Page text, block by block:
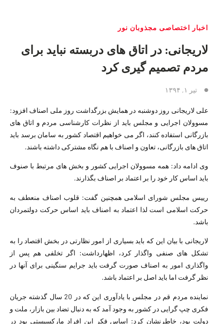
اخبار اختصاصی مجذوبان نور
لاریجانی: در اتاق های دربسته نباید برای
مردم تصمیم گیری کرد
تیر ۱, ۱۳۹۴
علی لاریجانی روز دوشنبه در همایش بزرگداشت روز ملی اصناف افزود:
مسوولان اجرایی و مجلس باید از نظرات کارشناسی مردم و اتاق های
بازرگانی استفاده کنند، اگر می خواهیم اقتصاد کشور به سامان برسد باید
اتاق های بازرگانی، تعاون و اصناف با هم نگاه مشترکی داشته باشند.
وی ادامه داد: همه مسوولان اجرایی کشور و بخش های مرتبط با صنوف
باید اساس کار خود را بر اعتماد بر اصناف بگذارند.
رییس مجلس شورای اسلامی همچنین گفت: قلوب اصناف منعطف به
حرکت اسلامی است لذا اعتماد به اصناف باید اساس حرکت دولتمردان
باشد.
لاریجانی با بیان این که باید بسیاری از امور نظارتی در بخش اقتصاد را به
تشکل های صنفی واگذار کرد، اظهارداشت: اگر تخلفی هم پس از
واگذاری امور به اصناف صورت گرفت باید جرایم سنگینی برای آنها در
نظر گرفت اما باید اصل بر اعتماد باشد.
نماینده مردم قم در مجلس با یادآوری این که در 20 سال گذشته جریان
فکری چپ گرایی در کشور به وجود آمد که به دنبال تضاد بین بازار، ملت و
دولت بود، خاطرنشان کرد: اساس فکر این افراد مارکسیستی بود در